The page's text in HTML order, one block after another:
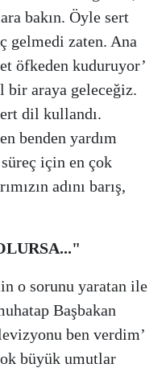
bakın. Öyle sert
gelmedi zaten. Ana
öfkeden kuduruyor’
bir araya geleceğiz.
dil kullandı.
benden yardım
için en çok
adını barış,
o sorunu yaratan ile
Başbakan
ben verdim’
büyük umutlar